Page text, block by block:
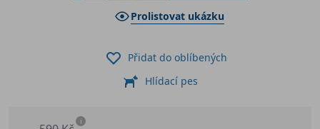
Prolistovat ukázku
i
Přidat do oblíbených
Hlídací pes